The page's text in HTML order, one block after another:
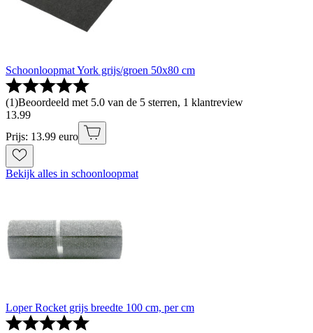
Schoonloopmat York grijs/groen 50x80 cm
(1)Beoordeeld met 5.0 van de 5 sterren, 1 klantreview
13.99
Prijs: 13.99 euro
Bekijk alles in schoonloopmat
Loper Rocket grijs breedte 100 cm, per cm